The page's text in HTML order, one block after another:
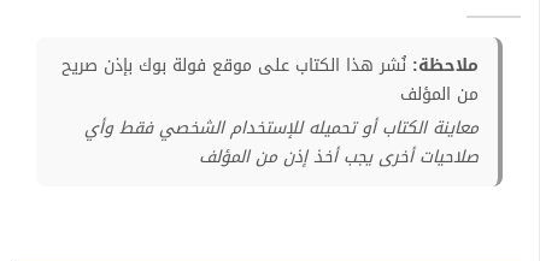
ملاحظة: نُشر هذا الكتاب على موقع فولة بوك بإذن صريح
من المؤلف
معاينة الكتاب أو تحميله للإستخدام الشخصي فقط وأي
صلاحيات أخرى يجب أخذ إذن من المؤلف